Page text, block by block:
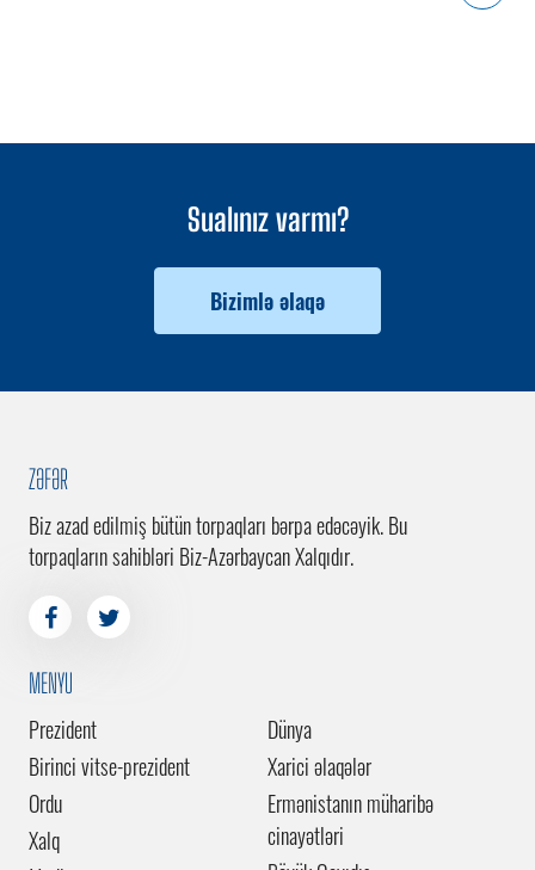
Sualınız varmı?
Bizimlə əlaqə
ZƏFƏR
Biz azad edilmiş bütün torpaqları bərpa edəcəyik. Bu
torpaqların sahibləri Biz-Azərbaycan Xalqıdır.
MENYU
Prezident
Birinci vitse-prezident
Ordu
Xalq
Dünya
Xarici əlaqələr
Ermənistanın müharibə
cinayətləri